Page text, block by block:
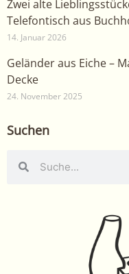
Zwei alte
Telefontisch aus
14. Januar 2026
Geländer aus Eiche –
Decke
24. November 2025
Suchen